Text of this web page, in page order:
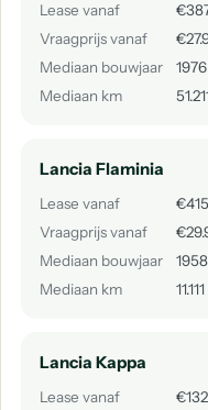
Lease vanaf
Vraagprijs vanaf
Mediaan bouwjaar
1976
Mediaan km
Lancia Flaminia
Lease vanaf
Vraagprijs vanaf
Mediaan bouwjaar
1958
Mediaan km
Lancia Kappa
Lease vanaf